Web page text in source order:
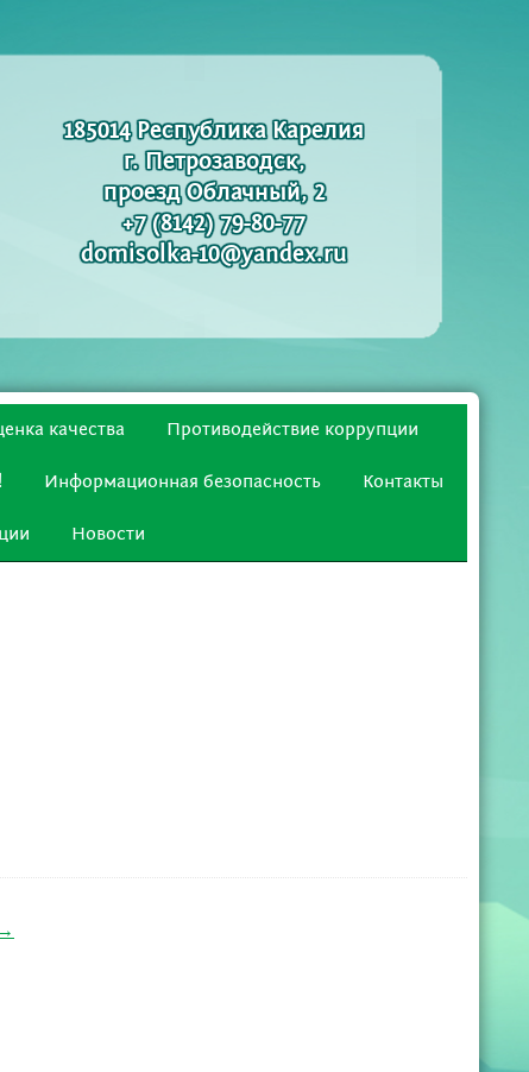
185014 Республика Карелия
г. Петрозаводск,
проезд Облачный, 2
+7 (8142) 79-80-77
domisolka-10@yandex.ru
качества Противодействие коррупции
Информационная безопасность Контакты
Новости
→